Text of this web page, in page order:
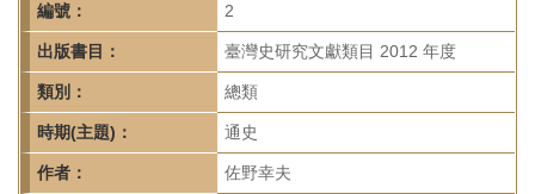
院-
臺
灣
史
編號： 2
出版書目： 臺灣史研究文獻類目 2012 年度
類別： 總類
時期(主題)： 通史
作者： 佐野幸夫